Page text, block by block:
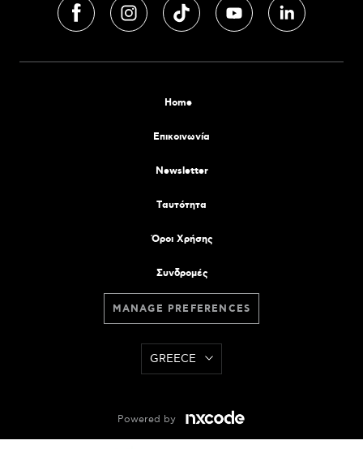
Home
Επικοινωνία
Newsletter
Tαυτότητα
Όροι Χρήσης
Συνδρομές
MANAGE PREFERENCES
GREECE
Powered by